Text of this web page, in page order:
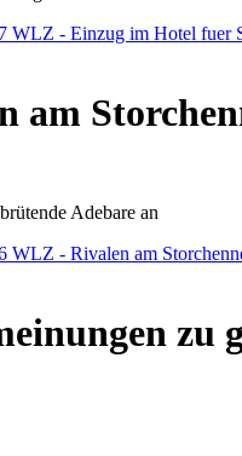
WLZ - Einzug im Hotel fuer
am
Adebare an
WLZ - Rivalen am
zu